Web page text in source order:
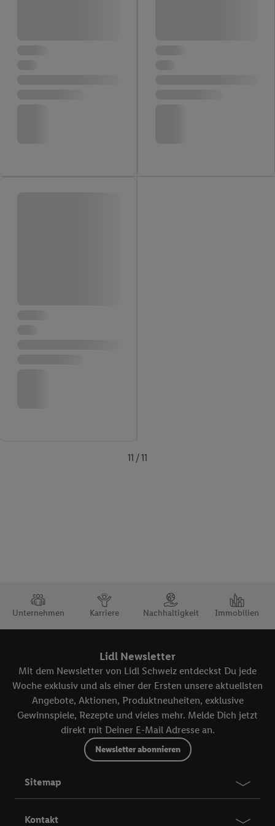
11 / 11
TRUSTBAR
Unternehmen Karriere Nachhaltigkeit Immobilien
Lidl Newsletter
Mit dem Newsletter von Lidl Schweiz entdeckst Du jede
Woche exklusiv und als einer der Ersten unsere aktuellsten
Angebote, Aktionen, Produktneuheiten, exklusive
Gewinnspiele, Rezepte und vieles mehr. Melde Dich jetzt
direkt mit Deiner E-Mail Adresse an.
Newsletter abonnieren
Sitemap
Kontakt